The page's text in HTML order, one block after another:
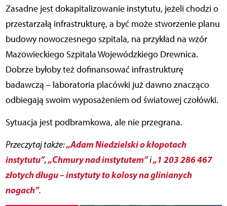
Zasadne jest dokapitalizowanie instytutu, jeżeli chodzi o
przestarzałą infrastrukturę, a być może stworzenie planu
budowy nowoczesnego szpitala, na przykład na wzór
Mazowieckiego Szpitala Wojewódzkiego Drewnica.
Dobrze byłoby też dofinansować infrastrukturę
badawczą – laboratoria placówki już dawno znacząco
odbiegają swoim wyposażeniem od światowej czołówki.
Sytuacja jest podbramkowa, ale nie przegrana.
Przeczytaj także:„Adam Niedzielski o kłopotach
instytutu”,„Chmury nad instytutem”i„1 203 286 467
złotych długu – instytuty to kolosy na glinianych
nogach”.